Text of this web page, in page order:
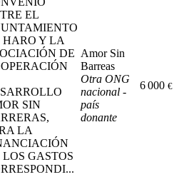
EL
HARO Y LA
DE
SIN
LA
LOS GASTOS
Amor Sin
Barreas
Otra ONG
nacional -
país
donante
6 000 €